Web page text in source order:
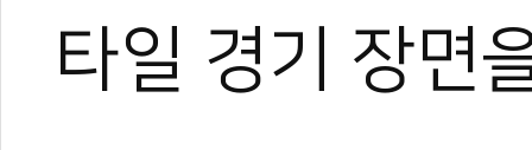
타일 경기 장면